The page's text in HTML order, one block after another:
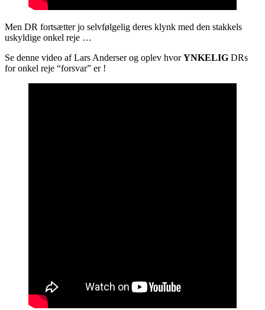
Men DR fortsætter jo selvfølgelig deres klynk med den stakkels
uskyldige onkel reje …
Se denne video af Lars Anderser og oplev hvorYNKELIG DRs
for onkel reje “forsvar” er !